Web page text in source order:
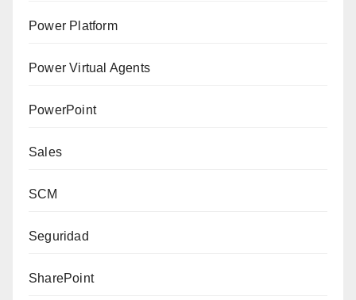
Power Platform
Power Virtual Agents
PowerPoint
Sales
SCM
Seguridad
SharePoint